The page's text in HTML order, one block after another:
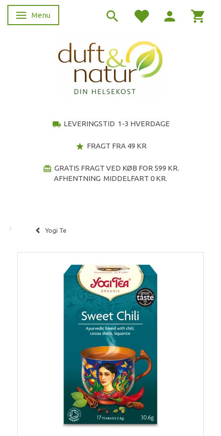
Skifte navigation
Menu
local_shipping LEVERINGSTID 1-3 HVERDAGE
star FRAGT FRA 49 KR
redeem GRATIS FRAGT VED KØB FOR 599 KR.
AFHENTNING MIDDELFART 0 KR.
Yogi Te